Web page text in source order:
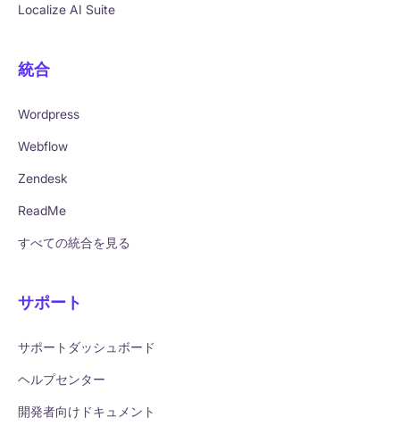
Localize AI Suite
統合
Wordpress
Webflow
Zendesk
ReadMe
すべての統合を見る
サポート
サポートダッシュボード
ヘルプセンター
開発者向けドキュメント